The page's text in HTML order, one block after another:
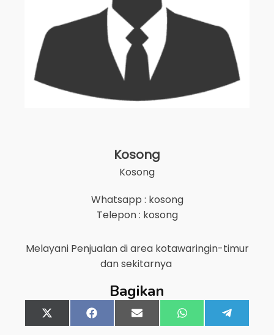
Kosong
Kosong
Whatsapp : kosong
Telepon : kosong
Melayani Penjualan di area kotawaringin-timur
dan sekitarnya
Bagikan
Share
on
X
(Twitter)
Share
on
FacebookShare
on
Email Share
on
WhatsApp
on